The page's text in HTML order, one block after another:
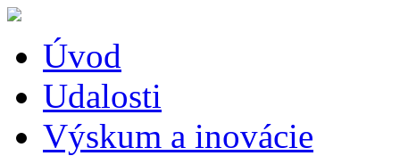
Úvod
Udalosti
Výskum a inovácie